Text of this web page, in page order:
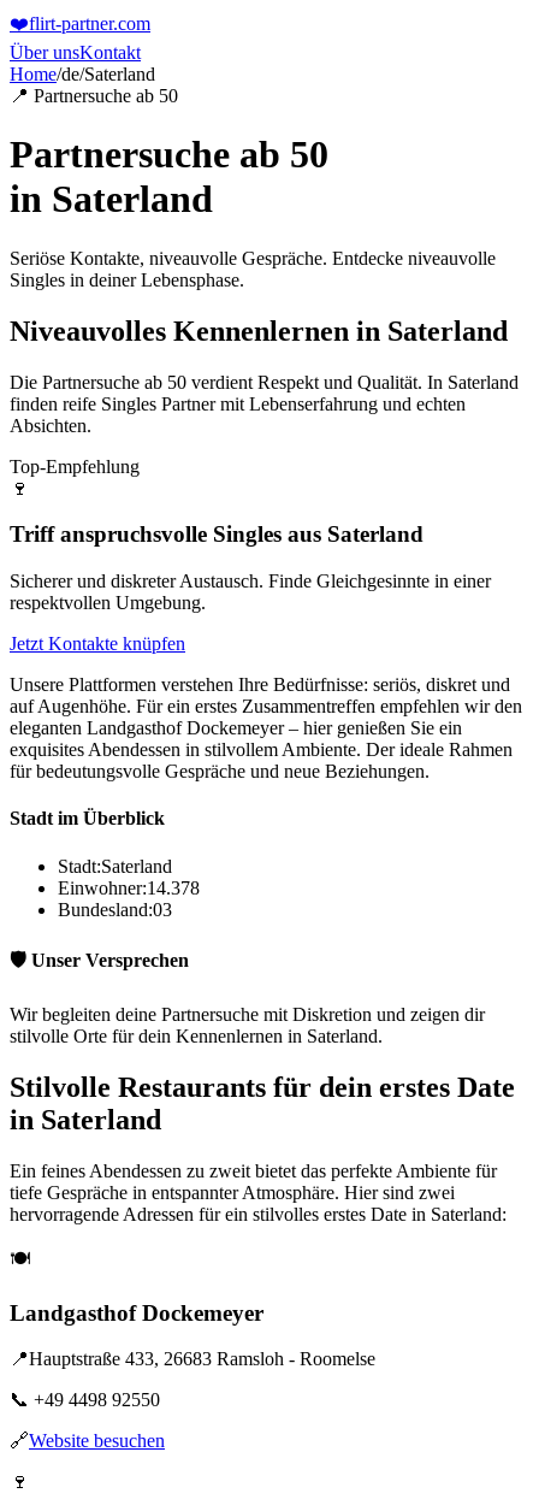
❤️flirt-partner.com
Über unsKontakt
Home/de/Saterland
📍 Partnersuche ab 50
Partnersuche ab 50
in Saterland
Seriöse Kontakte, niveauvolle Gespräche. Entdecke niveauvolle
Singles in deiner Lebensphase.
Niveauvolles Kennenlernen in Saterland
Die Partnersuche ab 50 verdient Respekt und Qualität. In Saterland
finden reife Singles Partner mit Lebenserfahrung und echten
Absichten.
Top-Empfehlung
🍷
Triff anspruchsvolle Singles aus Saterland
Sicherer und diskreter Austausch. Finde Gleichgesinnte in einer
respektvollen Umgebung.
Jetzt Kontakte knüpfen
Unsere Plattformen verstehen Ihre Bedürfnisse: seriös, diskret und
auf Augenhöhe. Für ein erstes Zusammentreffen empfehlen wir den
eleganten Landgasthof Dockemeyer – hier genießen Sie ein
exquisites Abendessen in stilvollem Ambiente. Der ideale Rahmen
für bedeutungsvolle Gespräche und neue Beziehungen.
Stadt im Überblick
Stadt:Saterland
Einwohner:14.378
Bundesland:03
🛡️ Unser Versprechen
Wir begleiten deine Partnersuche mit Diskretion und zeigen dir
stilvolle Orte für dein Kennenlernen in Saterland.
Stilvolle Restaurants für dein erstes Date
in Saterland
Ein feines Abendessen zu zweit bietet das perfekte Ambiente für
tiefe Gespräche in entspannter Atmosphäre. Hier sind zwei
hervorragende Adressen für ein stilvolles erstes Date in Saterland:
🍽️
Landgasthof Dockemeyer
📍Hauptstraße 433, 26683 Ramsloh - Roomelse
📞 +49 4498 92550
🔗Website besuchen
🍷